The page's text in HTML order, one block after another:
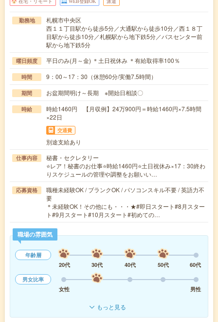
在宅・リモート WEB登録OK 派遣
勤務地
札幌市中央区
西１１丁目駅から徒歩5分／大通駅から徒歩10分／西１８丁
目駅から徒歩10分／札幌駅から地下鉄5分／バスセンター前
駅から地下鉄5分
曜日頻度 平日のみ(月～金) ＊土日祝休み ＊有給取得率100％
時間 9：00～17：30（休憩60分/実働7.5時間）
期間 お盆期間明け～長期 ※開始日相談〇
時給
時給1460円 【月収例】24万900円＝時給1460円×7.5時間
×22日
交通費
別途支給あり
仕事内容
秘書・セクレタリー
⭐レア！秘書のお仕事⭐時給1460円⭐土日祝休み×17：30終わ
りスケジュールの管理や調整をお願いい…
応募資格
職種未経験OK / ブランクOK / パソコンスキル不要 / 英語力不
要
＊未経験OK！その他にも・・・★#即日スタート#8月スター
ト#9月スタート#10月スタート#初めての…
職場の雰囲気
年齢層
20代
30代 40代 50代
60代
男女比率
女性
男性
もっと見る